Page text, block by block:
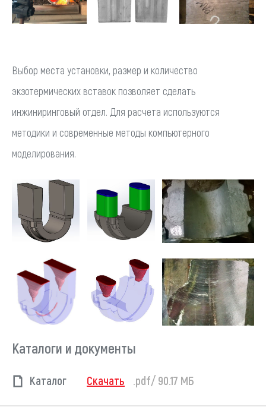
Выбор места установки, размер и количество
экзотермических вставок позволяет сделать
инжиниринговый отдел. Для расчета используются
методики и современные методы компьютерного
моделирования.
Каталоги и документы
Каталог Скачать .pdf/ 90.17 МБ